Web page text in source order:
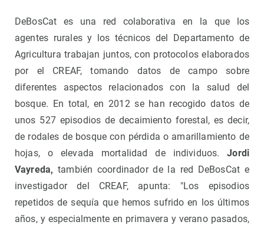
DeBosCat es una red colaborativa en la que los
agentes rurales y los técnicos del Departamento de
Agricultura trabajan juntos, con protocolos elaborados
por el CREAF, tomando datos de campo sobre
diferentes aspectos relacionados con la salud del
bosque. En total, en 2012 se han recogido datos de
unos 527 episodios de decaimiento forestal, es decir,
de rodales de bosque con pérdida o amarillamiento de
hojas, o elevada mortalidad de individuos. Jordi
Vayreda, también coordinador de la red DeBosCat e
investigador del CREAF, apunta: "Los episodios
repetidos de sequía que hemos sufrido en los últimos
años, y especialmente en primavera y verano pasados,